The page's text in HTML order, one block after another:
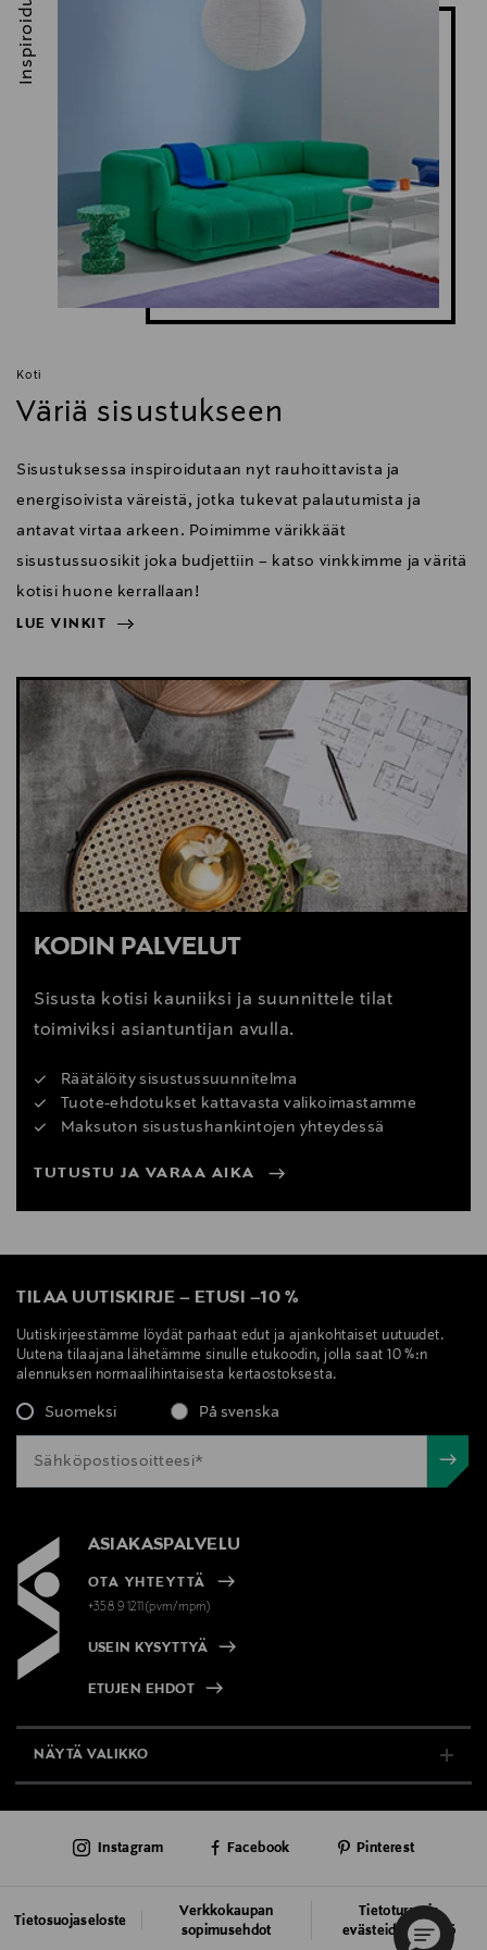
Koti
Väriä sisustukseen
Sisustuksessa inspiroidutaan nyt rauhoittavista ja
energisoivista väreistä, jotka tukevat palautumista ja
antavat virtaa arkeen. Poimimme värikkäät
sisustussuosikit joka budjettiin – katso vinkkimme ja väritä
kotisi huone kerrallaan!
LUE VINKIT
Inspiroidu
LUE VINKIT
KODIN PALVELUT
Sisusta kotisi kauniiksi ja suunnittele tilat
toimiviksi asiantuntijan avulla.
Räätälöity sisustussuunnitelma
Tuote-ehdotukset kattavasta valikoimastamme
Maksuton sisustushankintojen yhteydessä
TUTUSTU JA VARAA AIKA
TILAA UUTISKIRJE – ETUSI –10 %
Uutiskirjeestämme löydät parhaat edut ja ajankohtaiset uutuudet.
Uutena tilaajana lähetämme sinulle etukoodin, jolla saat 10 %:n
alennuksen normaalihintaisesta kertaostoksesta.
Suomeksi På svenska
ASIAKASPALVELU
OTA YHTEYTTÄ
+358 9 1211(pvm/mpm)
USEIN KYSYTTYÄ
ETUJEN EHDOT
NÄYTÄ VALIKKO
AJANKOHTAISTA
Tietosuojaseloste
Verkkokaupan
sopimusehdot
Tietoturva ja
evästeiden käyttö
Instagram Facebook Pinterest